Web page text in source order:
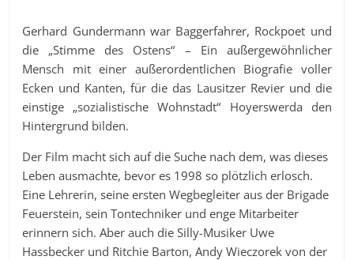
Gerhard Gundermann war Baggerfahrer, Rockpoet und
die „Stimme des Ostens“ – Ein außergewöhnlicher
Mensch mit einer außerordentlichen Biografie voller
Ecken und Kanten, für die das Lausitzer Revier und die
einstige „sozialistische Wohnstadt“ Hoyerswerda den
Hintergrund bilden.
Der Film macht sich auf die Suche nach dem, was dieses
Leben ausmachte, bevor es 1998 so plötzlich erlosch.
Eine Lehrerin, seine ersten Wegbegleiter aus der Brigade
Feuerstein, sein Tontechniker und enge Mitarbeiter
erinnern sich. Aber auch die Silly-Musiker Uwe
Hassbecker und Ritchie Barton, Andy Wieczorek von der